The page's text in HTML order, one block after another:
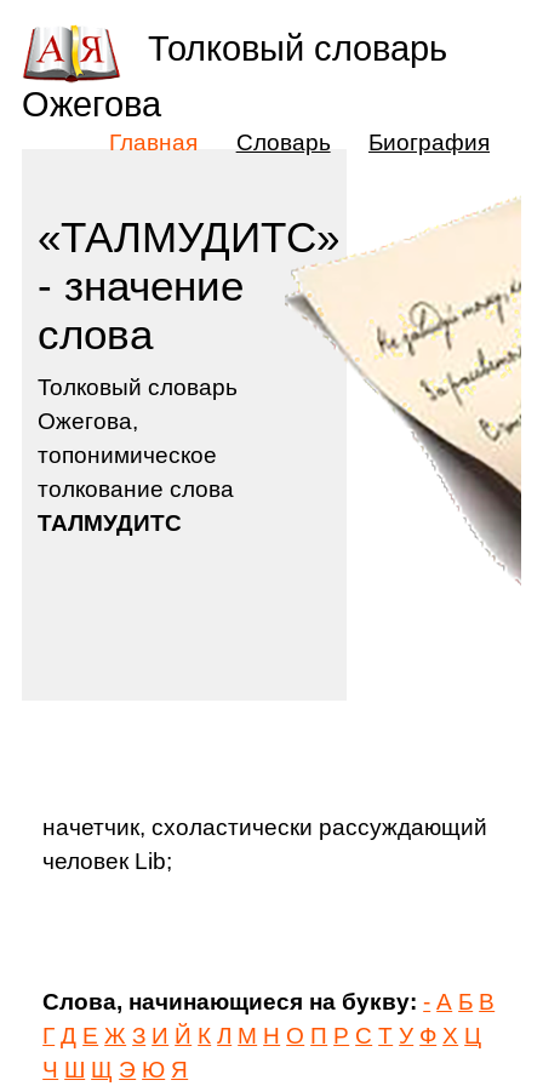
«ТАЛМУДИТС»
- значение
слова
Толковый словарь
Ожегова,
топонимическое
толкование слова
ТАЛМУДИТС
начетчик, схоластически рассуждающий
человек Lib;
Слова, начинающиеся на букву: - А Б В
Г Д Е Ж З И Й К Л М Н О П Р С Т У Ф Х Ц
Ч Ш Щ Э Ю Я
Толковый словарь
Ожегова
Главная Словарь Биография